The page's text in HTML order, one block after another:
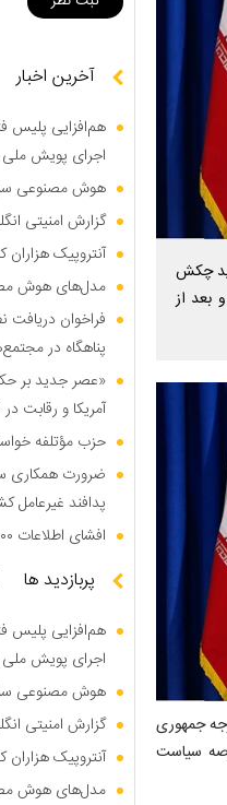
که باید چکش
بعد از
جمهوری
سیاست
آخرین اخبار
هم‌افزایی پلیس
اجرای پویش
هوش مصنوعی
گزارش امنیتی
آنتروپیک هزاران
مدل‌های هوش
فراخوان
پناهگاه در
«عصر جدید بر
آمریکا و رقابت
حزب مؤتلفه
ضرورت همکاری
پدافند غیرعامل
افشای اطلاعات ۱۰۰ هزار نیروی پلیس در دارک وب
پربازدید ها
هم‌افزایی پلیس
اجرای پویش
هوش مصنوعی
گزارش امنیتی
آنتروپیک هزاران
مدل‌های هوش